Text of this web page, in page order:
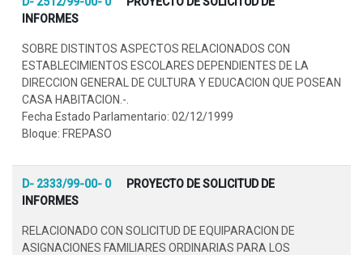
INFORMES
SOBRE DISTINTOS ASPECTOS RELACIONADOS CON
ESTABLECIMIENTOS ESCOLARES DEPENDIENTES DE LA
DIRECCION GENERAL DE CULTURA Y EDUCACION QUE POSEAN
CASA HABITACION.-.
Fecha Estado Parlamentario: 02/12/1999
Bloque: FREPASO
D- 2333/99-00- 0
PROYECTO DE SOLICITUD DE
INFORMES
RELACIONADO CON SOLICITUD DE EQUIPARACION DE
ASIGNACIONES FAMILIARES ORDINARIAS PARA LOS